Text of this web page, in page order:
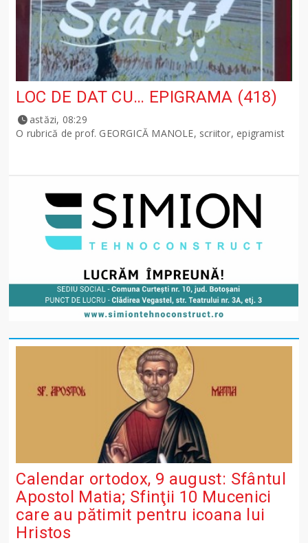
LOC DE DAT CU… EPIGRAMA (418)
astăzi, 08:29
O rubrică de prof. GEORGICĂ MANOLE, scriitor, epigramist
Calendar ortodox, 9 august: Sfântul
Apostol Matia; Sfinţii 10 Mucenici
care au pătimit pentru icoana lui
Hristos